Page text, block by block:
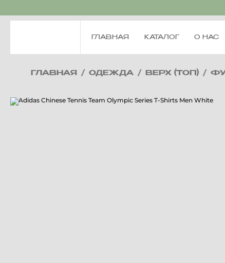
ГЛАВНАЯ КАТАЛОГ О НАС
ГЛАВНАЯ / ОДЕЖДА / ВЕРХ (ТОП) /